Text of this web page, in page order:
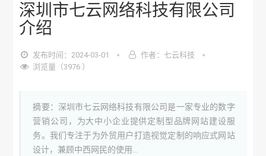
深圳市七云网络科技有限公司
介绍
发布时间：2024-03-01
作者：七云科技
浏览量（3976 ）
摘要：深圳市七云网络科技有限公司是一家专业的数字
营销公司，为大中小企业提供定制型品牌网站建设服
务。我们专注于为外贸用户打造视觉定制的响应式网站
设计，兼顾中西网民的使用...